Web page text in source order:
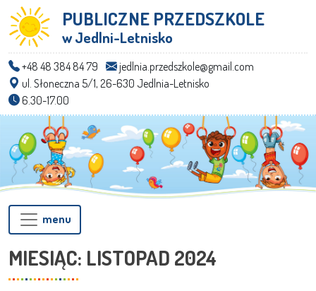
PUBLICZNE PRZEDSZKOLE
w Jedlni-Letnisko
+48 48 384 84 79
jedlnia.przedszkole@gmail.com
ul. Słoneczna 5/1, 26-630 Jedlnia-Letnisko
6.30-17.00
menu
MIESIĄC: LISTOPAD 2024